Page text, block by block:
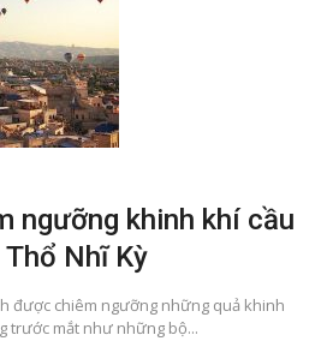
ngưỡng khinh khí cầu
Nhĩ Kỳ
được chiêm ngưỡng những quả khinh
trước mắt như những bộ...